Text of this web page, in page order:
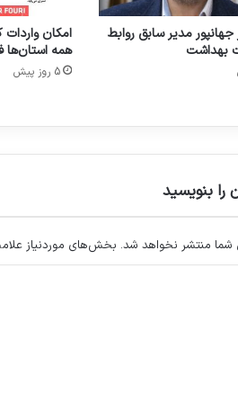
مدیر سابق روابط
بهداشت
امکان واردات
همه استان‌ها
5 روز پیش
را بنویسید
شما منتشر نخواهد شد. بخش‌های موردنیاز